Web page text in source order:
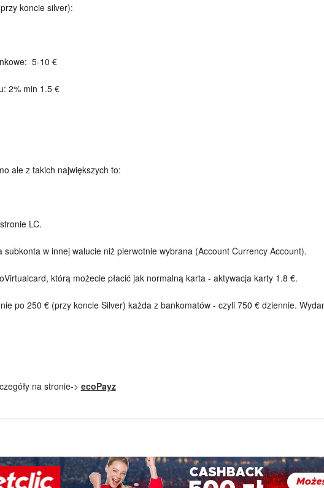
koncie silver):
5-10 €
2% min 1.5 €
ale z takich największych to:
LC.
subkonta w innej walucie niż pierwotnie wybrana (Account Currency Account).
którą możecie płacić jak normalną karta - aktywacja karty 1.8 €.
po 250 € (przy koncie Silver) każda z bankomatów - czyli 750 € dziennie.
na stronie-> ecoPayz